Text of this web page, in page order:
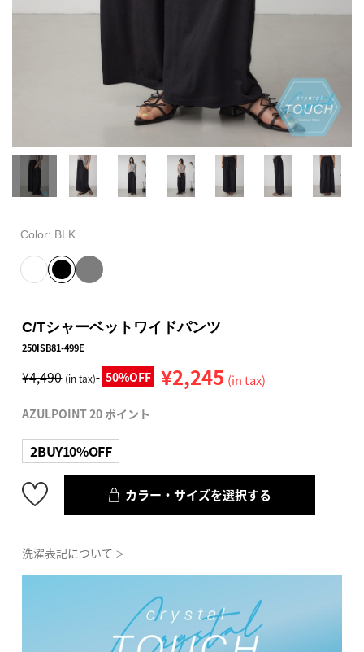
Color: BLK
C/Tシャーベットワイドパンツ
250ISB81-499E
¥4,490 (in tax) 50%OFF ¥2,245 (in tax)
AZULPOINT 20 ポイント
2BUY10%OFF
カラー・サイズを選択する
洗濯表記について ＞